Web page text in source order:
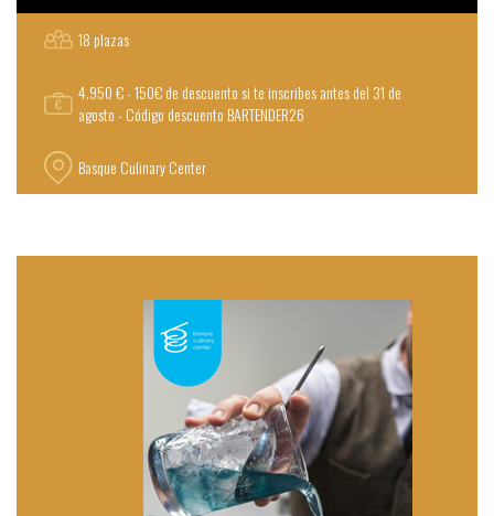
18 plazas
4.950 € - 150€ de descuento si te inscribes antes del 31 de
agosto - Código descuento BARTENDER26
Basque Culinary Center